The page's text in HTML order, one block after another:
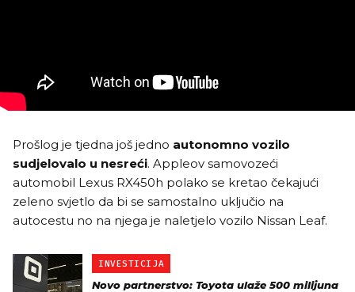
Prošlog je tjedna još jedno autonomno vozilo
sudjelovalo u nesreći. Appleov samovozeći
automobil Lexus RX450h polako se kretao čekajući
zeleno svjetlo da bi se samostalno uključio na
autocestu no na njega je naletjelo vozilo Nissan Leaf.
INVESTICIJA
Novo partnerstvo: Toyota ulaže 500 milijuna